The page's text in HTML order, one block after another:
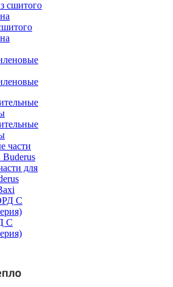
для
С